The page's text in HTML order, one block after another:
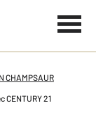
CHAMPSAUR
21